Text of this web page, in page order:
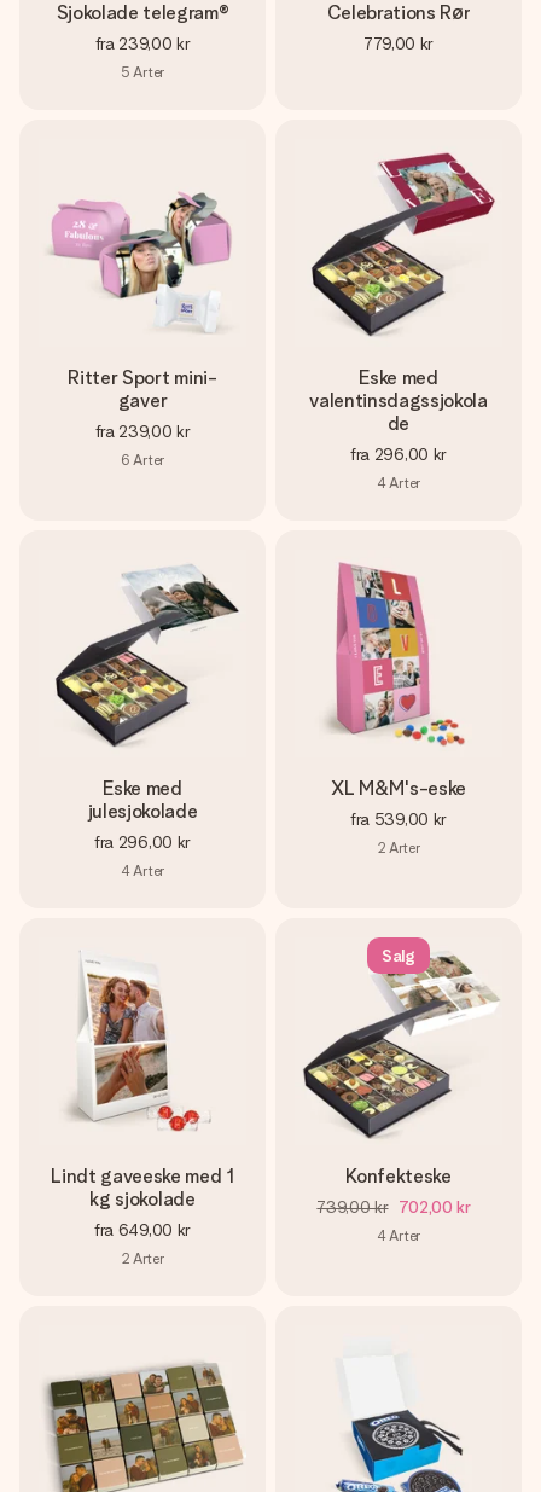
Sjokolade telegram®
fra 239,00 kr
5 Arter
Celebrations Rør
779,00 kr
Ritter Sport mini-
gaver
fra 239,00 kr
6 Arter
Eske med
valentinsdagssjokola
de
fra 296,00 kr
4Arter
Eske med
julesjokolade
fra 296,00 kr
4Arter
XL M&M's-eske
fra 539,00 kr
2 Arter
Lindt gaveeske med 1
kg sjokolade
fra 649,00 kr
2 Arter
Salg
Konfekteske
739,00 kr 702,00 kr
4Arter